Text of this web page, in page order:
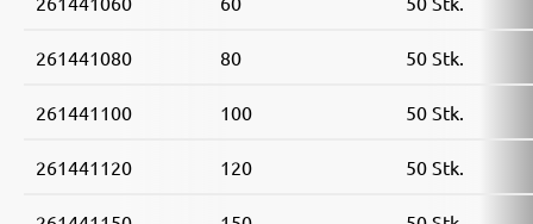
261441080 80 50 Stk.
261441100 100 50 Stk.
261441120 120 50 Stk.